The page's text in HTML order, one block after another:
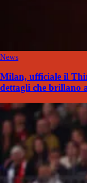
News
Milan, ufficiale il
dettagli che brillano